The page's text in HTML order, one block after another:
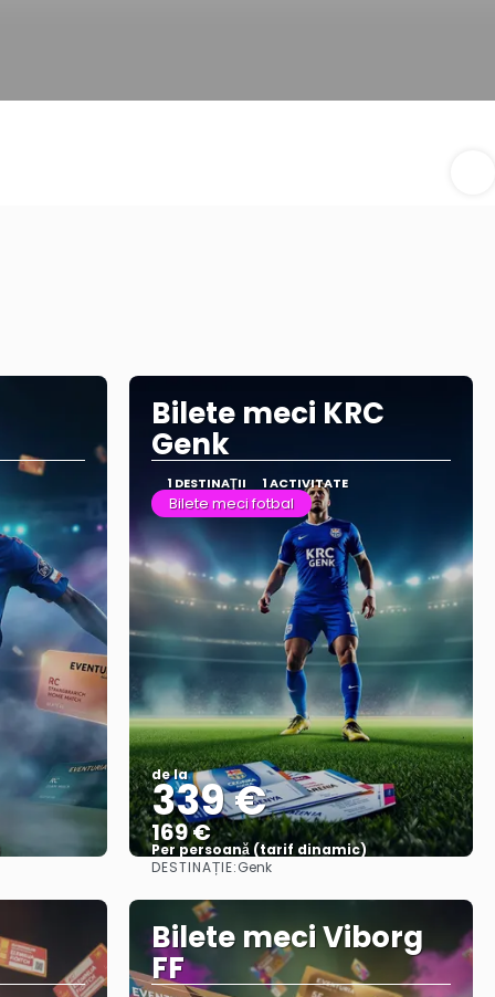
Bilete meci KRC
Genk
1 DESTINAŢII 1 ACTIVITATE
Bilete meci fotbal
de la
339 €
169 €
Per persoană (tarif dinamic)
Vezi mai multe
DESTINAȚIE:Genk
Bilete meci Viborg
FF